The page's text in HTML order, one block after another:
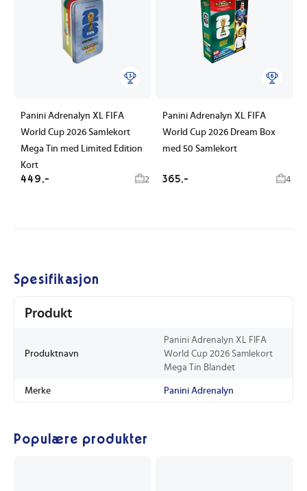
Panini Adrenalyn XL FIFA
World Cup 2026 Samlekort
Mega Tin med Limited Edition
Kort
449,- 2
Panini Adrenalyn XL FIFA
World Cup 2026 Dream Box
med 50 Samlekort
365,- 4
Spesifikasjon
Produkt
Produktnavn
Panini Adrenalyn XL FIFA
World Cup 2026 Samlekort
Mega Tin Blandet
Merke Panini Adrenalyn
Populære produkter